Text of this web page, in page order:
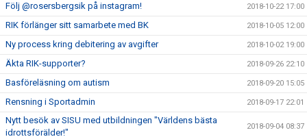
Följ @rosersbergsik på instagram! 2018-10-22 17:00
RIK förlänger sitt samarbete med BK 2018-10-05 12:00
Ny process kring debitering av avgifter 2018-10-02 19:00
Äkta RIK-supporter? 2018-09-26 22:10
Basföreläsning om autism 2018-09-20 15:05
Rensning i Sportadmin 2018-09-17 22:01
Nytt besök av SISU med utbildningen "Världens bästa
idrottsförälder!"
2018-09-04 08:37